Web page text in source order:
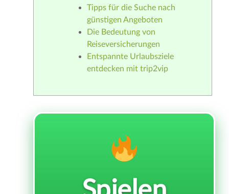
Tipps für die Suche nach
günstigen Angeboten
Die Bedeutung von
Reiseversicherungen
Entspannte Urlaubsziele
entdecken mit trip2vip